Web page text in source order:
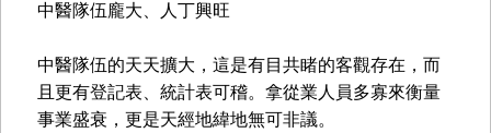
中醫隊伍龐大、人丁興旺
中醫隊伍的天天擴大，這是有目共睹的客觀存在，而
且更有登記表、統計表可稽。拿從業人員多寡來衡量
事業盛衰，更是天經地緯地無可非議。